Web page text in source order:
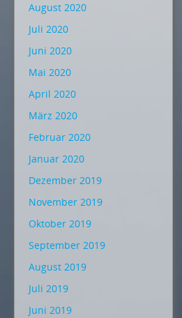
August 2020
Juli 2020
Juni 2020
Mai 2020
April 2020
März 2020
Februar 2020
Januar 2020
Dezember 2019
November 2019
Oktober 2019
September 2019
August 2019
Juli 2019
Juni 2019